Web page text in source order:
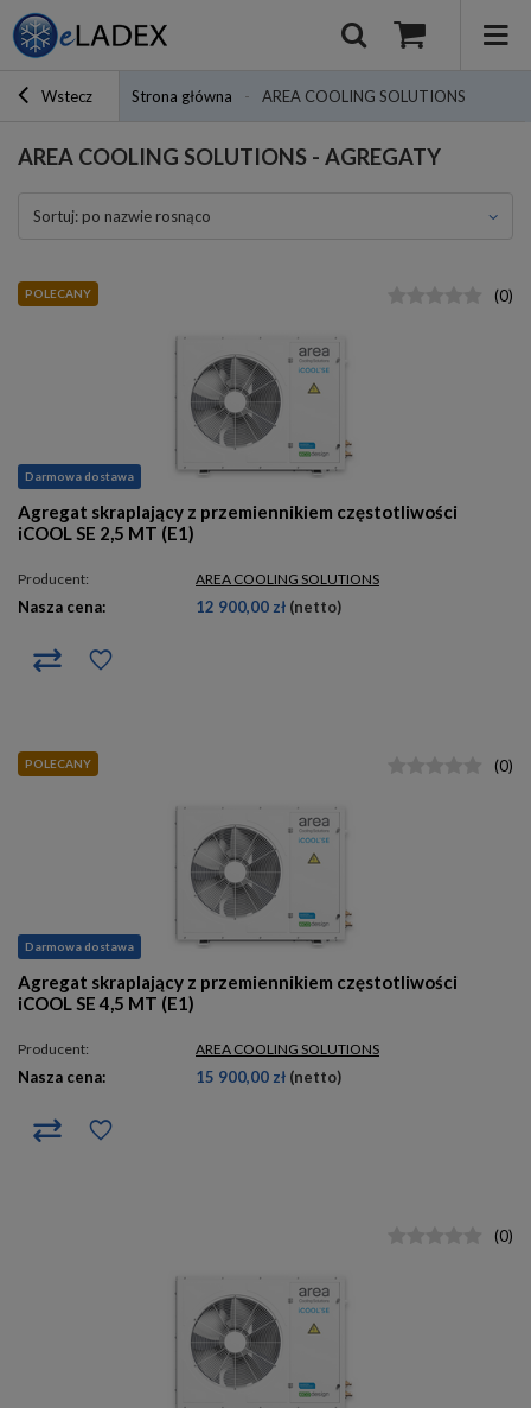
Wstecz Strona główna AREA COOLING SOLUTIONS
AREA COOLING SOLUTIONS - AGREGATY
sortuj: po nazwie rosnąco
POLECANY
Darmowa dostawa
Agregat skraplający z przemiennikiem częstotliwości
iCOOL SE 2,5 MT (E1)
Producent: AREA COOLING SOLUTIONS
Nasza cena: 12 900,00 zł (netto)
(0)
POLECANY
Darmowa dostawa
Agregat skraplający z przemiennikiem częstotliwości
iCOOL SE 4,5 MT (E1)
Producent: AREA COOLING SOLUTIONS
Nasza cena: 15 900,00 zł (netto)
(0)
(0)